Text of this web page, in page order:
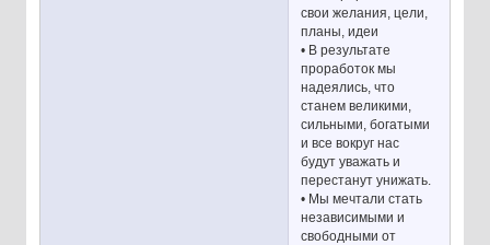
свои желания, цели,
планы, идеи
• В результате
проработок мы
надеялись, что
станем великими,
сильными, богатыми
и все вокруг нас
будут уважать и
перестанут унижать.
• Мы мечтали стать
независимыми и
свободными от